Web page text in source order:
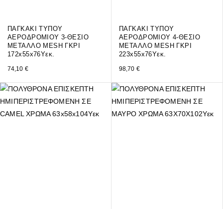
ΠΑΓΚΑΚΙ ΤΥΠΟΥ
ΑΕΡΟΔΡΟΜΙΟΥ 3-ΘΕΣΙΟ
ΜΕΤΑΛΛΟ MESH ΓΚΡΙ
172x55x76Υεκ.
74,10 €
ΠΑΓΚΑΚΙ ΤΥΠΟΥ
ΑΕΡΟΔΡΟΜΙΟΥ 4-ΘΕΣΙΟ
ΜΕΤΑΛΛΟ MESH ΓΚΡΙ
223x55x76Υεκ.
98,70 €